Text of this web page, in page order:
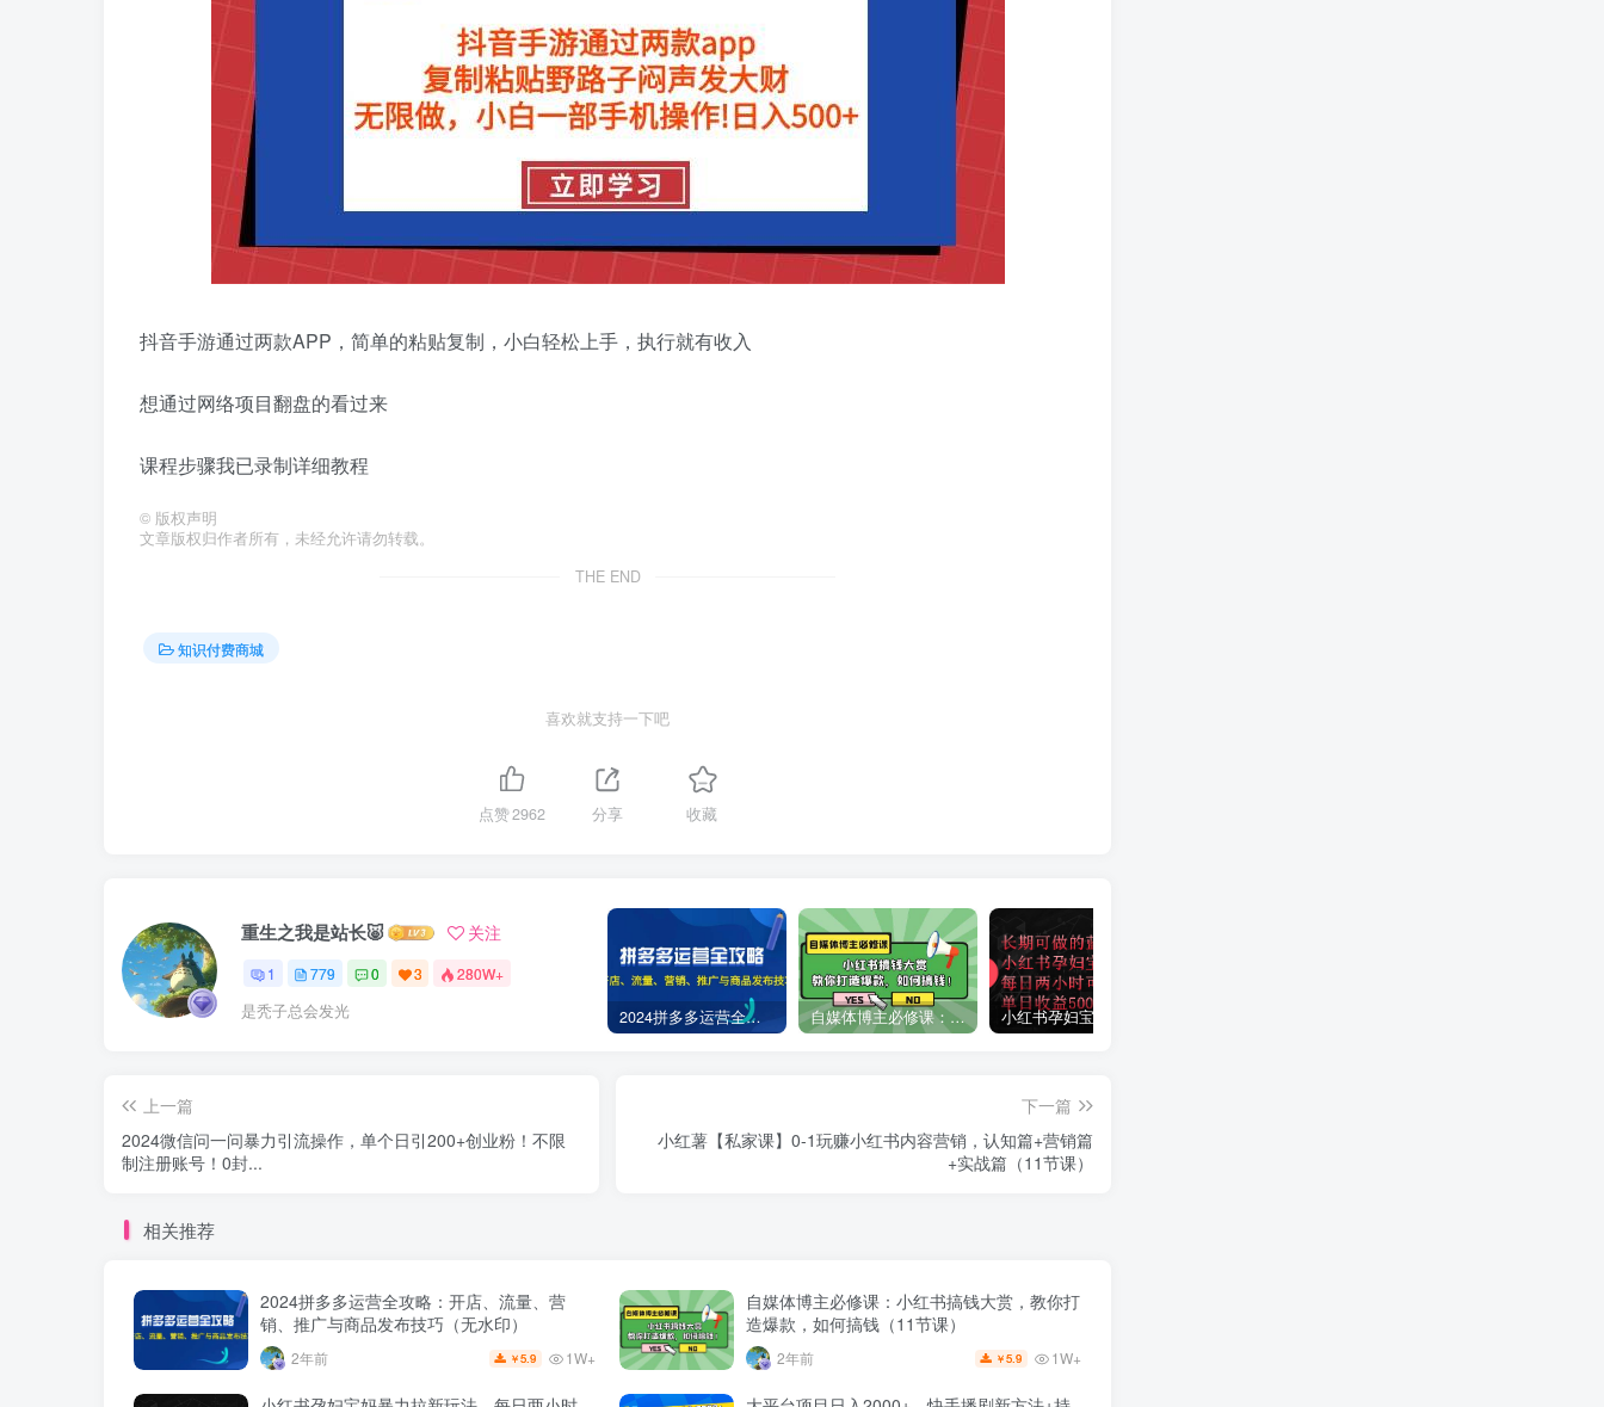
抖音手游通过两款APP，简单的粘贴复制，小白轻松上手，执行就有收入
想通过网络项目翻盘的看过来
课程步骤我已录制详细教程
© 版权声明
文章版权归作者所有，未经允许请勿转载。
THE END
知识付费商城
喜欢就支持一下吧
点赞2962 分享 收藏
重生之我是站长🐷 关注
1 779 0 3 280W+
是秃子总会发光 2024拼多多运营全攻略：开店、流量、营销、推广与商品发布技巧（无水印） 自媒体博主必修课：小红书搞钱大赏，教你打造爆款，如何搞钱（11节课）
上一篇
2024微信问一问暴力引流操作，单个日引200+创业粉！不限
制注册账号！0封...
下一篇
小红薯【私家课】0-1玩赚小红书内容营销，认知篇+营销篇
+实战篇（11节课）
相关推荐
2024拼多多运营全攻略：开店、流量、营
销、推广与商品发布技巧（无水印）
2年前 ￥5.9 1W+
自媒体博主必修课：小红书搞钱大赏，教你打
造爆款，如何搞钱（11节课）
2年前 ￥5.9 1W+